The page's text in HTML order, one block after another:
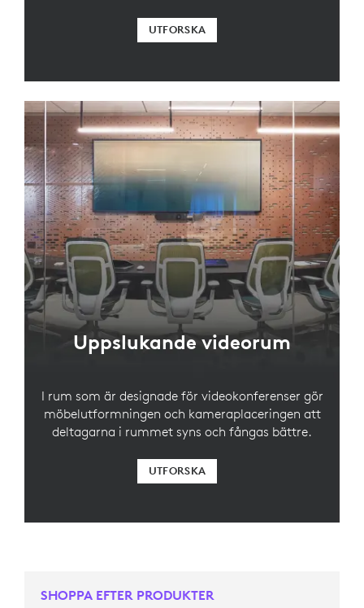
UTFORSKA
Uppslukande videorum
I rum som är designade för videokonferenser gör
möbelutformningen och kameraplaceringen att
deltagarna i rummet syns och fångas bättre.
UTFORSKA
SHOPPA EFTER PRODUKTER